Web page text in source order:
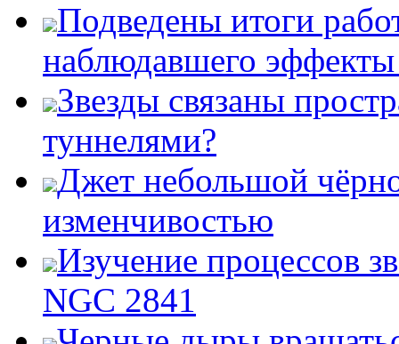
Подведены итоги
наблюдавшего
Звезды связаны
туннелями?
Джет небольшой
изменчивостью
Изучение процессов
NGC 2841